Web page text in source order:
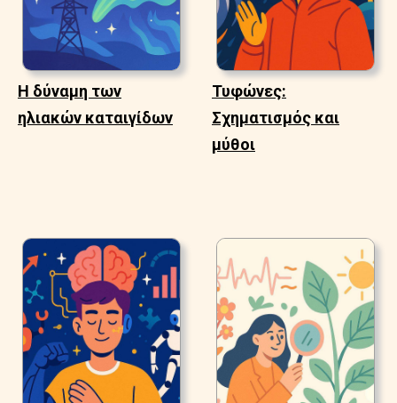
Η δύναμη των
ηλιακών καταιγίδων
Τυφώνες:
Σχηματισμός και
μύθοι